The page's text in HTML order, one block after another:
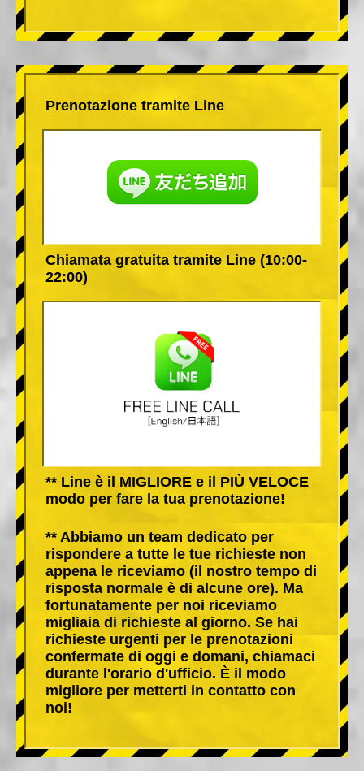
Prenotazione tramite Line
Chiamata gratuita tramite Line (10:00-
22:00)
** Line è il MIGLIORE e il PIÙ VELOCE
modo per fare la tua prenotazione!
** Abbiamo un team dedicato per
rispondere a tutte le tue richieste non
appena le riceviamo (il nostro tempo di
risposta normale è di alcune ore). Ma
fortunatamente per noi riceviamo
migliaia di richieste al giorno. Se hai
richieste urgenti per le prenotazioni
confermate di oggi e domani, chiamaci
durante l'orario d'ufficio. È il modo
migliore per metterti in contatto con
noi!